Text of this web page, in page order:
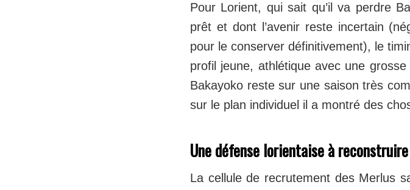
Pour Lorient, qui sait qu’il va perdre
prêt et dont l’avenir reste incertain
pour le conserver définitivement), le
profil jeune, athlétique avec une
Bakayoko reste sur une saison très
sur le plan individuel il a montré des
Une défense lorientaise à
La cellule de recrutement des Merlus